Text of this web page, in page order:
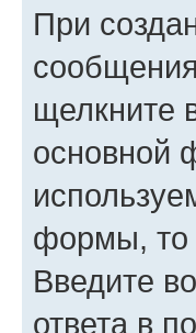
При
щелкните
основной
формы, то
Введите
ответа в